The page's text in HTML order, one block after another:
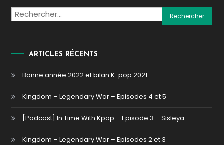
Rechercher :
ARTICLES RÉCENTS
Bonne année 2022 et bilan K-pop 2021
Kingdom – Legendary War – Episodes 4 et 5
[Podcast] In Time With Kpop – Episode 3 – Sisleya
Kingdom – Legendary War – Episodes 2 et 3